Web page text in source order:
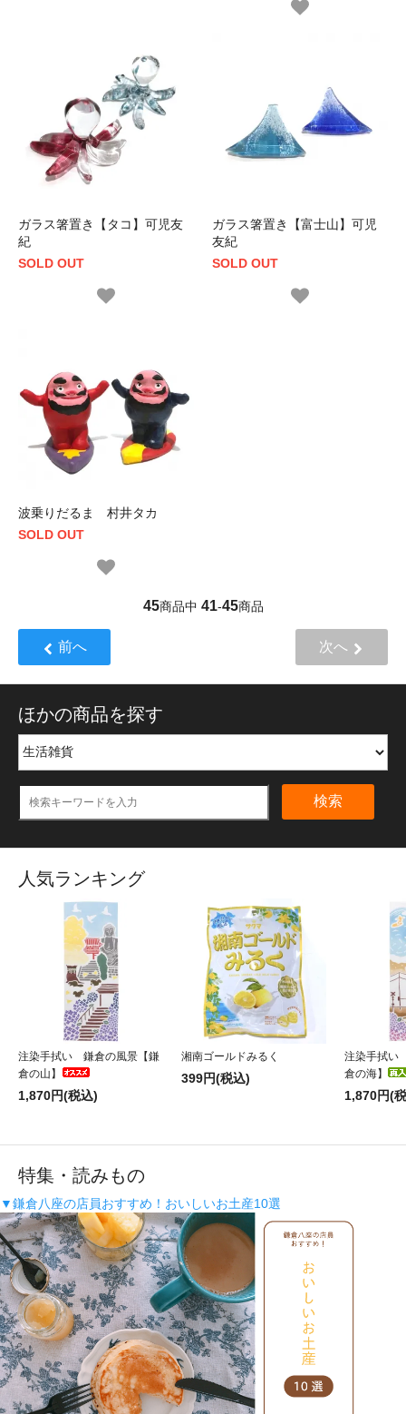
ガラス箸置き【タコ】可児友
紀
SOLD OUT
ガラス箸置き【富士山】可児
友紀
SOLD OUT
波乗りだるま 村井タカ
SOLD OUT
45商品中 41-45商品
前へ 次へ
ほかの商品を探す
検索
人気ランキング
注染手拭い 鎌倉の風景【鎌
倉の山】
1,870円(税込)
湘南ゴールドみるく
399円(税込)
注染手拭い
倉の海】
1,870円(
特集・読みもの
▼鎌倉八座の店員おすすめ！おいしいお土産10選